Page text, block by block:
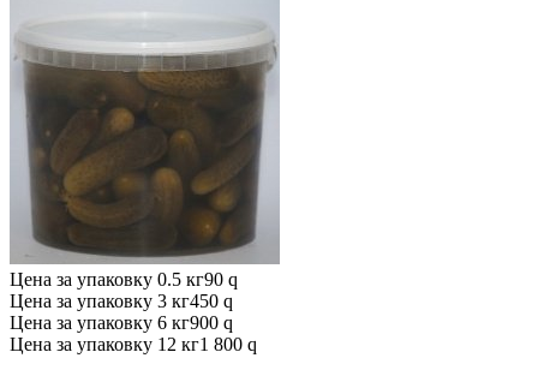
Цена за упаковку 0.5 кг90 q
Цена за упаковку 3 кг450 q
Цена за упаковку 6 кг900 q
Цена за упаковку 12 кг1 800 q